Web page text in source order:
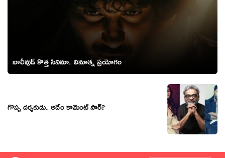
బాలీవుడ్ కొత్త సినిమా.. వినూత్న ప్ర‌యోగం
గొప్ప ద‌ర్శ‌కుడు.. అదేం కామెంట్ సార్?